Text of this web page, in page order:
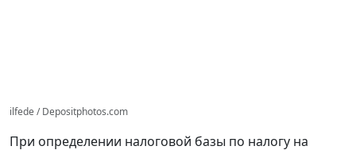
ilfede / Depositphotos.com
При определении налоговой базы по налогу на